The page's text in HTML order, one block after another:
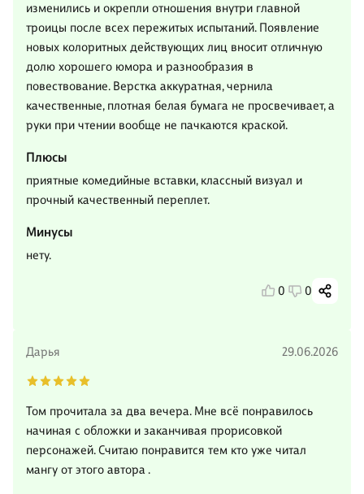
изменились и окрепли отношения внутри главной
троицы после всех пережитых испытаний. Появление
новых колоритных действующих лиц вносит отличную
долю хорошего юмора и разнообразия в
повествование. Верстка аккуратная, чернила
качественные, плотная белая бумага не просвечивает, а
руки при чтении вообще не пачкаются краской.
Плюсы
приятные комедийные вставки, классный визуал и
прочный качественный переплет.
Минусы
нету.
0 0
Дарья 29.06.2026
Том прочитала за два вечера. Мне всë понравилось
начиная с обложки и заканчивая прорисовкой
персонажей. Считаю понравится тем кто уже читал
мангу от этого автора .